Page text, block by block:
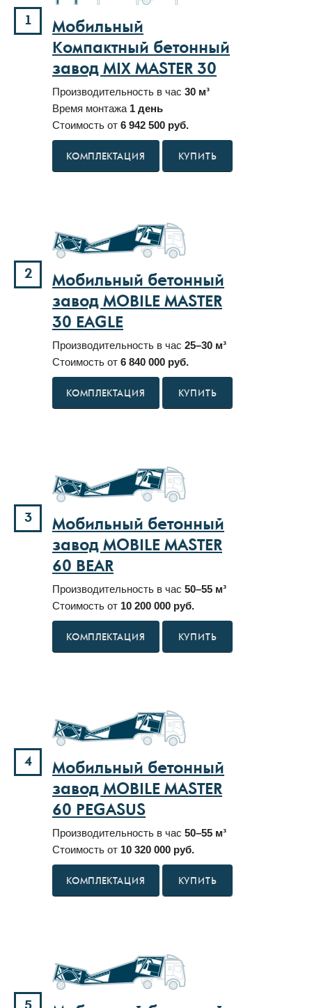
1
Мобильный
Компактный бетонный
завод MIX MASTER 30
Производительность в час 30 м³
Время монтажа 1 день
Стоимость от 6 942 500 руб.
КУПИТЬ
2
Мобильный бетонный
завод MOBILE MASTER
30 EAGLE
Производительность в час 25–30 м³
Стоимость от 6 840 000 руб.
КУПИТЬ
3
Мобильный бетонный
завод MOBILE MASTER
60 BEAR
Производительность в час 50–55 м³
Стоимость от 10 200 000 руб.
КУПИТЬ
4
Мобильный бетонный
завод MOBILE MASTER
60 PEGASUS
Производительность в час 50–55 м³
Стоимость от 10 320 000 руб.
КУПИТЬ